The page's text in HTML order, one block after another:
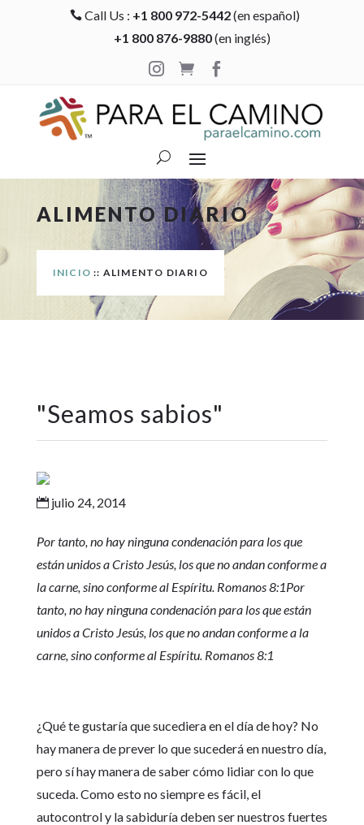
 Call Us : +1 800 972-5442(en español)
+1 800 876-9880(en inglés)

 
ALIMENTO DIARIO
INICIO :: ALIMENTO DIARIO
"Seamos sabios"
julio 24, 2014
Por tanto, no hay ninguna condenación para los que
están unidos a Cristo Jesús, los que no andan conforme a
la carne, sino conforme al Espíritu. Romanos 8:1Por
tanto, no hay ninguna condenación para los que están
unidos a Cristo Jesús, los que no andan conforme a la
carne, sino conforme al Espíritu. Romanos 8:1
¿Qué te gustaría que sucediera en el día de hoy? No
hay manera de prever lo que sucederá en nuestro día,
pero sí hay manera de saber cómo lidiar con lo que
suceda. Como esto no siempre es fácil, el
autocontrol y la sabiduría deben ser nuestros fuertes